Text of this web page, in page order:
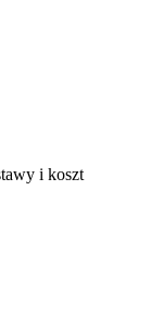
i koszt